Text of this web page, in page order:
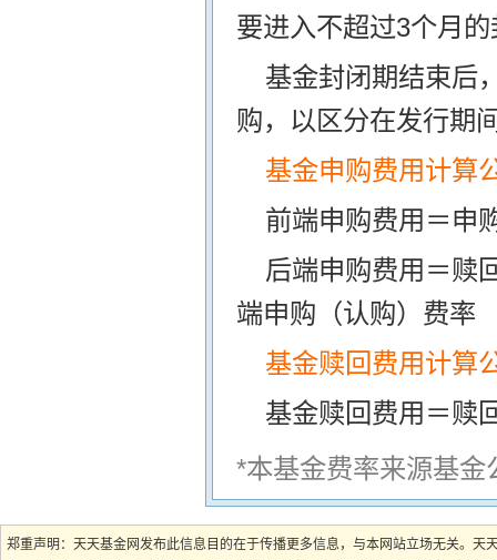
要进入不超过3个月
基金封闭期结束后
购，以区分在发行期
基金申购费用计算
前端申购费用＝申
后端申购费用＝赎
端申购（认购）费率
基金赎回费用计算
基金赎回费用＝赎
*本基金费率来源基
郑重声明：天天基金网发布此信息目的在于传播更多信息，与本网站立场无关。